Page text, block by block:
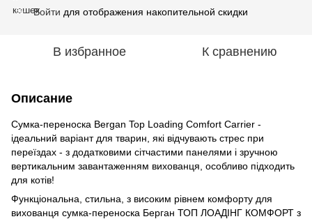
% Войти для отображения накопительной скидки
В избранное К сравнению
Описание
Сумка-переноска Bergan Top Loading Comfort Carrier -
ідеальний варіант для тварин, які відчувають стрес при
переїздах - з додатковими сітчастими панелями і зручною
вертикальним завантаженням вихованця, особливо підходить
для котів!
Функціональна, стильна, з високим рівнем комфорту для
вихованця сумка-переноска Берган ТОП ЛОАДІНГ КОМФОРТ з